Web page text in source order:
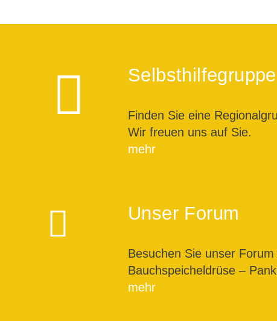
Finden Sie eine
Wir freuen uns auf Sie.
mehr
Unser Forum
Besuchen Sie unser
Bauchspeicheldrüse –
mehr